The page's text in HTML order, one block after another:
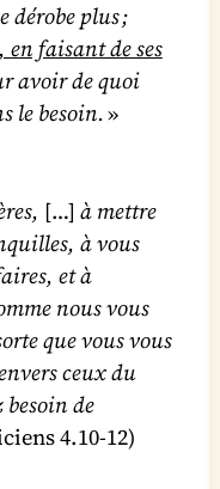
dérobe plus ;
faisant de ses
avoir de quoi
le besoin.»
[…] à mettre
à vous
et à
nous vous
que vous vous
ceux du
besoin de
4.10-12)